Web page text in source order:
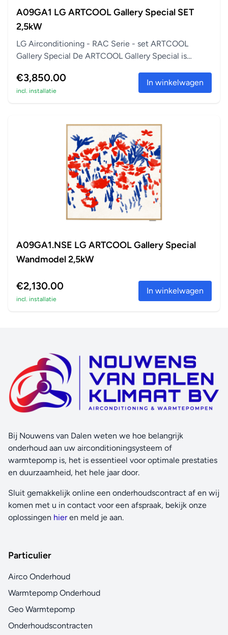
A09GA1 LG ARTCOOL Gallery Special SET
2,5kW
LG Airconditioning - RAC Serie - set ARTCOOL
Gallery Special De ARTCOOL Gallery Special is
€3,850.00
incl. installatie
In winkelwagen
A09GA1.NSE LG ARTCOOL Gallery Special
Wandmodel 2,5kW
€2,130.00
incl. installatie
In winkelwagen
Bij Nouwens van Dalen weten we hoe belangrijk
onderhoud aan uw airconditioningsysteem of
warmtepomp is, het is essentieel voor optimale prestaties
en duurzaamheid, het hele jaar door.
Sluit gemakkelijk online een onderhoudscontract af en wij
komen met u in contact voor een afspraak, bekijk onze
oplossingen hieren meld je aan.
Particulier
Airco Onderhoud
Warmtepomp Onderhoud
Geo Warmtepomp
Onderhoudscontracten